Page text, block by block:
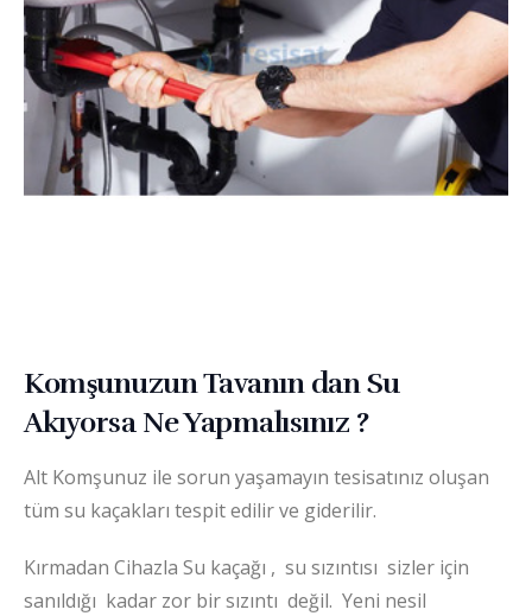
Komşunuzun Tavanın dan Su
Akıyorsa Ne Yapmalısınız ?
Alt Komşunuz ile sorun yaşamayın tesisatınız oluşan
tüm su kaçakları tespit edilir ve giderilir.
Kırmadan Cihazla Su kaçağı , su sızıntısı sizler için
sanıldığı kadar zor bir sızıntı değil. Yeni nesil